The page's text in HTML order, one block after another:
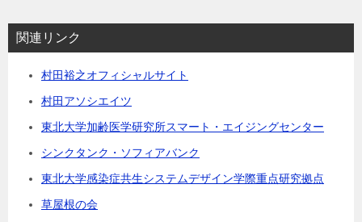
関連リンク
村田裕之オフィシャルサイト
村田アソシエイツ
東北大学加齢医学研究所スマート・エイジングセンター
シンクタンク・ソフィアバンク
東北大学感染症共生システムデザイン学際重点研究拠点
草屋根の会